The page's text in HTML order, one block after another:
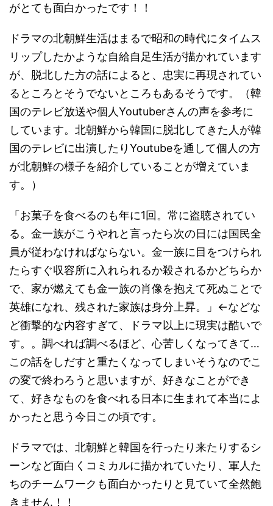
がとても面白かったです！！
ドラマの北朝鮮生活はまるで昭和の時代にタイムス
リップしたかような自給自足生活が描かれています
が、脱北した方の話によると、忠実に再現されてい
るところとそうでないところもあるそうです。（韓
国のテレビ放送や個人Youtuberさんの声を参考に
しています。北朝鮮から韓国に脱北してきた人が韓
国のテレビに出演したりYoutubeを通して個人の方
が北朝鮮の様子を紹介していることが増えていま
す。）
「お菓子を食べるのも年に1回。常に盗聴されてい
る。金一族がこうやれと言ったら次の日には国民全
員が従わなければならない。金一族に目をつけられ
たらすぐ収容所に入れられるか殺されるかどちらか
で、家が燃えても金一族の肖像を抱えて死ぬことで
英雄になれ、残された家族は身分上昇。」←などな
ど衝撃的な内容すぎて、ドラマ以上に現実は酷いで
す。。調べれば調べるほど、心苦しくなってきて…
この話をしだすと重たくなってしまいそうなのでこ
の変で終わろうと思いますが、好きなことができ
て、好きなものを食べれる日本に生まれて本当によ
かったと思う今日この頃です。
ドラマでは、北朝鮮と韓国を行ったり来たりするシ
ーンなど面白くコミカルに描かれていたり、軍人た
ちのチームワークも面白かったりと見ていて全然飽
きません！！